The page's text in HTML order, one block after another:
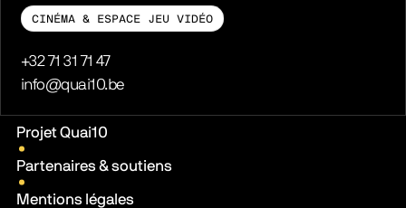
CINÉMA & ESPACE JEU VIDÉO
Téléphone
+32 71 31 71 47
E-mail
info@quai10.be
Liens pratiques
Projet Quai10
Partenaires & soutiens
Mentions légales